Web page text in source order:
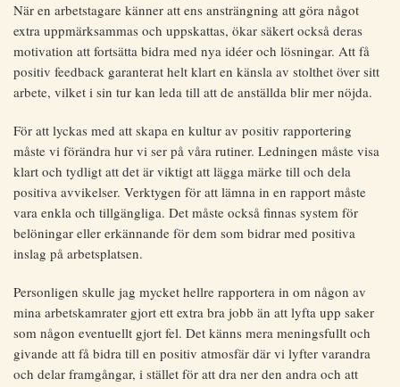
När en arbetstagare känner att ens ansträngning att göra något
extra uppmärksammas och uppskattas, ökar säkert också deras
motivation att fortsätta bidra med nya idéer och lösningar. Att få
positiv feedback garanterat helt klart en känsla av stolthet över sitt
arbete, vilket i sin tur kan leda till att de anställda blir mer nöjda.
För att lyckas med att skapa en kultur av positiv rapportering
måste vi förändra hur vi ser på våra rutiner. Ledningen måste visa
klart och tydligt att det är viktigt att lägga märke till och dela
positiva avvikelser. Verktygen för att lämna in en rapport måste
vara enkla och tillgängliga. Det måste också finnas system för
belöningar eller erkännande för dem som bidrar med positiva
inslag på arbetsplatsen.
Personligen skulle jag mycket hellre rapportera in om någon av
mina arbetskamrater gjort ett extra bra jobb än att lyfta upp saker
som någon eventuellt gjort fel. Det känns mera meningsfullt och
givande att få bidra till en positiv atmosfär där vi lyfter varandra
och delar framgångar, i stället för att dra ner den andra och att